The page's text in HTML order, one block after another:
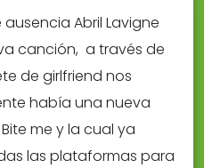
Abril Lavigne
canción, a través de
de girlfriend nos
había una nueva
me y la cual ya
las plataformas para